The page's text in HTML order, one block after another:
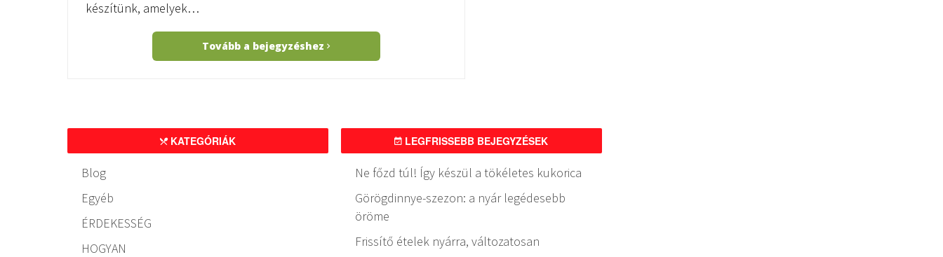
készítünk, amelyek…
Tovább a bejegyzéshez
KATEGÓRIÁK
Blog
Egyéb
ÉRDEKESSÉG
HOGYAN
LEGFRISSEBB BEJEGYZÉSEK
Ne főzd túl! Így készül a tökéletes kukorica
Görögdinnye-szezon: a nyár legédesebb
öröme
Frissítő ételek nyárra, változatosan